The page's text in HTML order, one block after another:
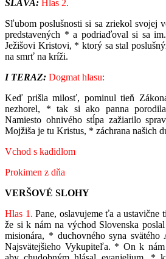
SLÁVA: Hlas 2.
Sľubom poslušnosti si sa zriekol svojej
predstavených * a podriaďoval si sa
Ježišovi Kristovi, * ktorý sa stal
na smrť na kríži.
I TERAZ: Dogmat hlasu:
Keď prišla milosť, pominul tieň
nezhorel, * tak si ako panna
Namiesto ohnivého stĺpa zažiarilo
Mojžiša je tu Kristus, * záchrana našich
Vchod s kadidlom
Prokimen z dňa
VERŠOVÉ SLOHY
Hlas 1. Pane, oslavujeme ťa a
že si k nám na východ Slovenska
misionára, * duchovného syna
Najsvätejšieho Vykupiteľa. * On k